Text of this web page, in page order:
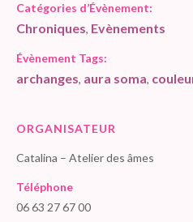
Catégories d’Évènement:
Chroniques, Evènements
Évènement Tags:
archanges, aura soma,
ORGANISATEUR
Catalina – Atelier des âmes
Téléphone
06 63 27 67 00